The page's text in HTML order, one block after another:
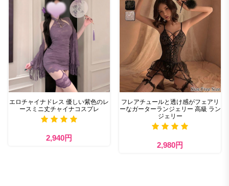
エロチャイナドレス 優しい紫色のレ
ースミニ丈チャイナコスプレ
2,940円
フレアチュールと透け感がフェアリ
ーなガーターランジェリー 高級 ラン
ジェリー
2,980円